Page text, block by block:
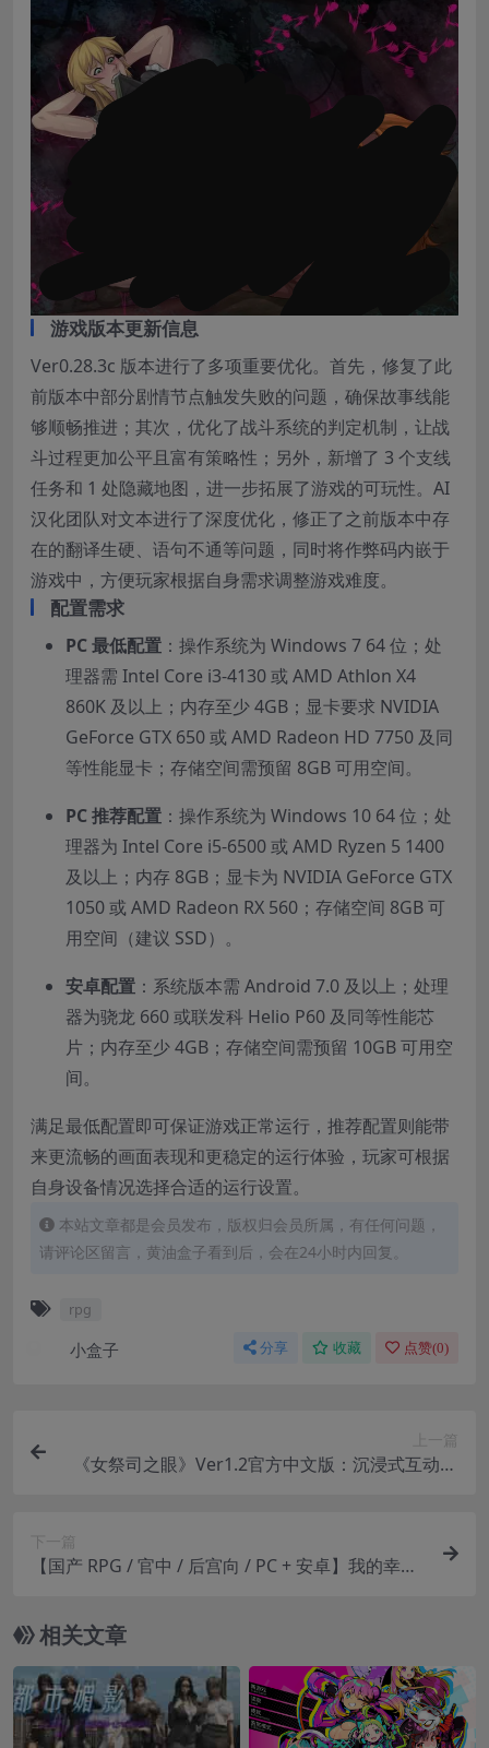
游戏版本更新信息
Ver0.28.3c 版本进行了多项重要优化。首先，修复了此
前版本中部分剧情节点触发失败的问题，确保故事线能
够顺畅推进；其次，优化了战斗系统的判定机制，让战
斗过程更加公平且富有策略性；另外，新增了 3 个支线
任务和 1 处隐藏地图，进一步拓展了游戏的可玩性。AI
汉化团队对文本进行了深度优化，修正了之前版本中存
在的翻译生硬、语句不通等问题，同时将作弊码内嵌于
游戏中，方便玩家根据自身需求调整游戏难度。
配置需求
PC 最低配置 ：操作系统为 Windows 7 64 位；处
理器需 Intel Core i3-4130 或 AMD Athlon X4
860K 及以上；内存至少 4GB；显卡要求 NVIDIA
GeForce GTX 650 或 AMD Radeon HD 7750 及同
等性能显卡；存储空间需预留 8GB 可用空间。
PC 推荐配置 ：操作系统为 Windows 10 64 位；处
理器为 Intel Core i5-6500 或 AMD Ryzen 5 1400
及以上；内存 8GB；显卡为 NVIDIA GeForce GTX
1050 或 AMD Radeon RX 560；存储空间 8GB 可
用空间（建议 SSD）。
安卓配置 ：系统版本需 Android 7.0 及以上；处理
器为骁龙 660 或联发科 Helio P60 及同等性能芯
片；内存至少 4GB；存储空间需预留 10GB 可用空
间。
满足最低配置即可保证游戏正常运行，推荐配置则能带
来更流畅的画面表现和更稳定的运行体验，玩家可根据
自身设备情况选择合适的运行设置。
本站文章都是会员发布，版权归会员所属，有任何问题，
请评论区留言，黄油盒子看到后，会在24小时内回复。
rpg
小盒子 分享 收藏 点赞(0)
上一篇
《女祭司之眼》Ver1.2官方中文版：沉浸式互动SL
下一篇
【国产 RPG / 官中 / 后宫向 / PC + 安卓】我的幸福
员激活码【2.13G】
相关文章